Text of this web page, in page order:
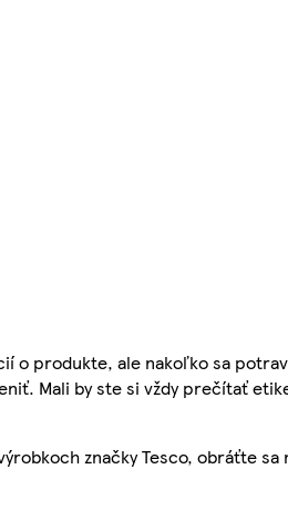
o produkte, ale nakoľko sa
Mali by ste si vždy prečítať
značky Tesco, obráťte sa